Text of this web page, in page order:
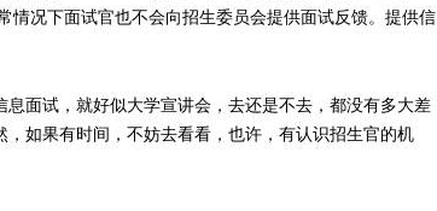
情况下面试官也不会向招生委员会提供面试反馈。提供信
面试，就好似大学宣讲会，去还是不去，都没有多大差
如果有时间，不妨去看看，也许，有认识招生官的机